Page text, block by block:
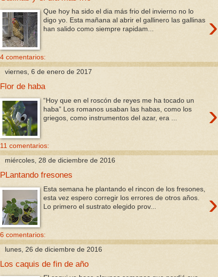
›
Que hoy ha sido el dia más frio del invierno no lo
digo yo. Esta mañana al abrir el gallinero las gallinas
han salido como siempre rapidam...
4 comentarios:
viernes, 6 de enero de 2017
Flor de haba
›
“Hoy que en el roscón de reyes me ha tocado un
haba” Los romanos usaban las habas, como los
griegos, como instrumentos del azar, era ...
11 comentarios:
miércoles, 28 de diciembre de 2016
PLantando fresones
›
Esta semana he plantando el rincon de los fresones,
esta vez espero corregir los errores de otros años.
Lo primero el sustrato elegido prov...
6 comentarios:
lunes, 26 de diciembre de 2016
Los caquis de fin de año